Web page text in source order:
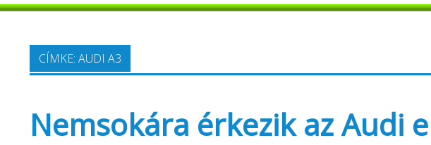
CÍMKE: AUDI A3
Nemsokára érkezik az Audi